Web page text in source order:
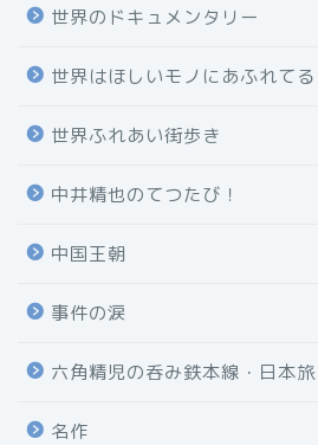
世界のドキュメンタリー
世界はほしいモノにあふれてる
世界ふれあい街歩き
中井精也のてつたび！
中国王朝
事件の涙
六角精児の呑み鉄本線・日本旅
名作